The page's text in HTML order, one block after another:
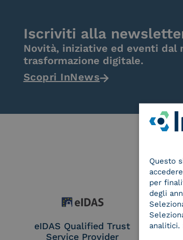
Iscriviti alla
Novità, iniziative ed eventi dal
trasformazione digitale.
Scopri InNews
eIDAS Qualified Trust
Service Provider
Questo
per
degli
analitici.